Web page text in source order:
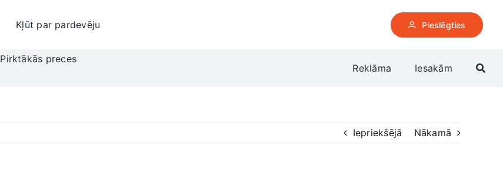
Kļūt par pardevēju Pieslēgties
Pirktākās preces
Reklāma Iesakām
Iepriekšējā Nākamā